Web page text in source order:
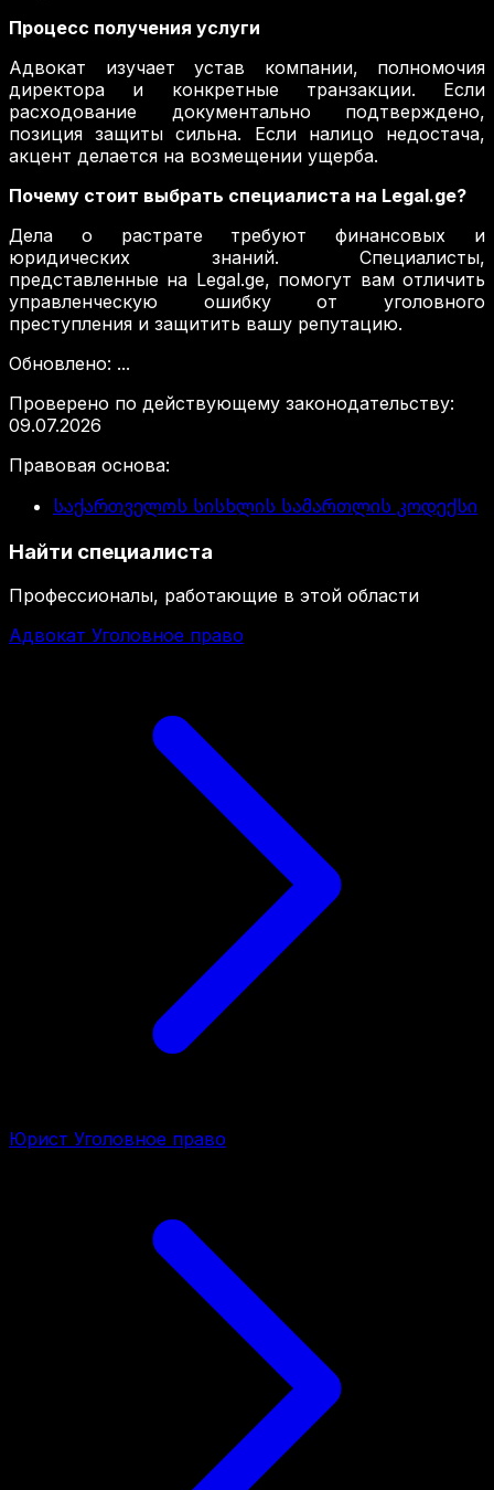
Процесс получения услуги
Адвокат изучает устав компании, полномочия
директора и конкретные транзакции. Если
расходование документально подтверждено,
позиция защиты сильна. Если налицо недостача,
акцент делается на возмещении ущерба.
Почему стоит выбрать специалиста на Legal.ge?
Дела о растрате требуют финансовых и
юридических знаний. Специалисты,
представленные на Legal.ge, помогут вам отличить
управленческую ошибку от уголовного
преступления и защитить вашу репутацию.
Обновлено: ...
Проверено по действующему законодательству:
09.07.2026
Правовая основа:
საქართველოს სისხლის სამართლის კოდექსი
Найти специалиста
Профессионалы, работающие в этой области
Адвокат Уголовное право
Юрист Уголовное право